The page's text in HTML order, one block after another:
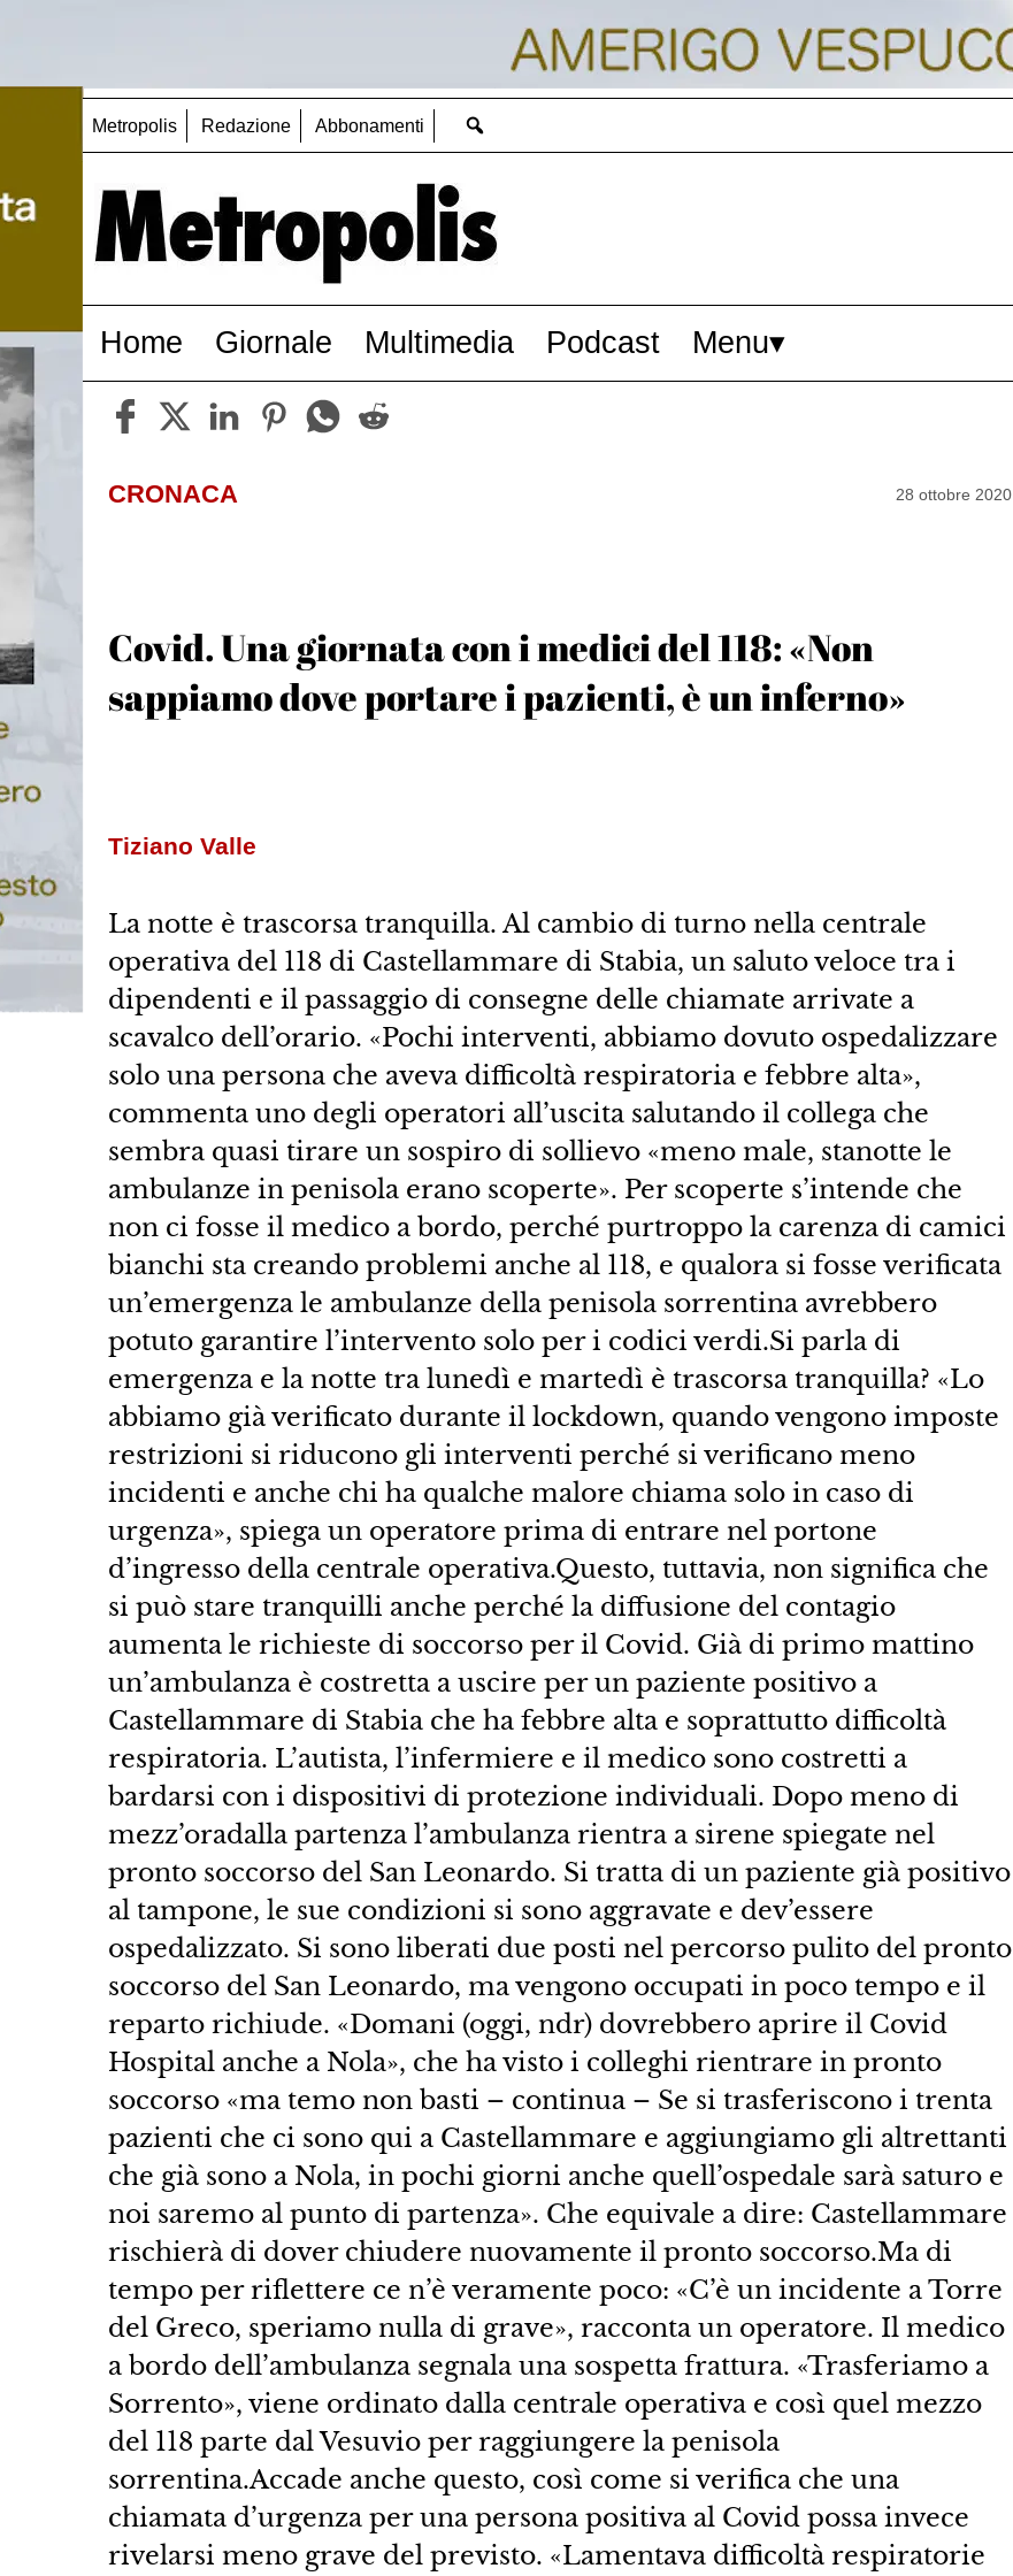
Metropolis Redazione Abbonamenti
Home Giornale Multimedia Podcast Menu
CRONACA 28 ottobre 2020
Covid. Una giornata con i medici del 118: «Non
sappiamo dove portare i pazienti, è un inferno»
Tiziano Valle
La notte è trascorsa tranquilla. Al cambio di turno nella centrale
operativa del 118 di Castellammare di Stabia, un saluto veloce tra i
dipendenti e il passaggio di consegne delle chiamate arrivate a
scavalco dell’orario. «Pochi interventi, abbiamo dovuto ospedalizzare
solo una persona che aveva difficoltà respiratoria e febbre alta»,
commenta uno degli operatori all’uscita salutando il collega che
sembra quasi tirare un sospiro di sollievo «meno male, stanotte le
ambulanze in penisola erano scoperte». Per scoperte s’intende che
non ci fosse il medico a bordo, perché purtroppo la carenza di camici
bianchi sta creando problemi anche al 118, e qualora si fosse verificata
un’emergenza le ambulanze della penisola sorrentina avrebbero
potuto garantire l’intervento solo per i codici verdi.Si parla di
emergenza e la notte tra lunedì e martedì è trascorsa tranquilla? «Lo
abbiamo già verificato durante il lockdown, quando vengono imposte
restrizioni si riducono gli interventi perché si verificano meno
incidenti e anche chi ha qualche malore chiama solo in caso di
urgenza», spiega un operatore prima di entrare nel portone
d’ingresso della centrale operativa.Questo, tuttavia, non significa che
si può stare tranquilli anche perché la diffusione del contagio
aumenta le richieste di soccorso per il Covid. Già di primo mattino
un’ambulanza è costretta a uscire per un paziente positivo a
Castellammare di Stabia che ha febbre alta e soprattutto difficoltà
respiratoria. L’autista, l’infermiere e il medico sono costretti a
bardarsi con i dispositivi di protezione individuali. Dopo meno di
mezz’oradalla partenza l’ambulanza rientra a sirene spiegate nel
pronto soccorso del San Leonardo. Si tratta di un paziente già positivo
al tampone, le sue condizioni si sono aggravate e dev’essere
ospedalizzato. Si sono liberati due posti nel percorso pulito del pronto
soccorso del San Leonardo, ma vengono occupati in poco tempo e il
reparto richiude. «Domani (oggi, ndr) dovrebbero aprire il Covid
Hospital anche a Nola», che ha visto i colleghi rientrare in pronto
soccorso «ma temo non basti – continua – Se si trasferiscono i trenta
pazienti che ci sono qui a Castellammare e aggiungiamo gli altrettanti
che già sono a Nola, in pochi giorni anche quell’ospedale sarà saturo e
noi saremo al punto di partenza». Che equivale a dire: Castellammare
rischierà di dover chiudere nuovamente il pronto soccorso.Ma di
tempo per riflettere ce n’è veramente poco: «C’è un incidente a Torre
del Greco, speriamo nulla di grave», racconta un operatore. Il medico
a bordo dell’ambulanza segnala una sospetta frattura. «Trasferiamo a
Sorrento», viene ordinato dalla centrale operativa e così quel mezzo
del 118 parte dal Vesuvio per raggiungere la penisola
sorrentina.Accade anche questo, così come si verifica che una
chiamata d’urgenza per una persona positiva al Covid possa invece
rivelarsi meno grave del previsto. «Lamentava difficoltà respiratorie